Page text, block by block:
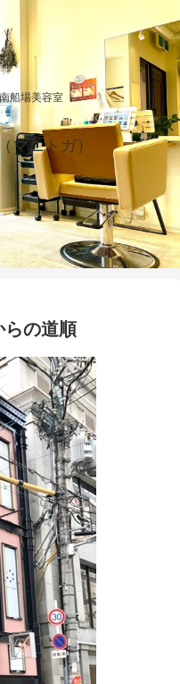
船場美容室
マニトガ）
の道順